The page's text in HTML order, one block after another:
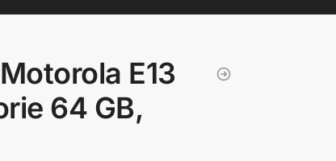
E13
64 GB,